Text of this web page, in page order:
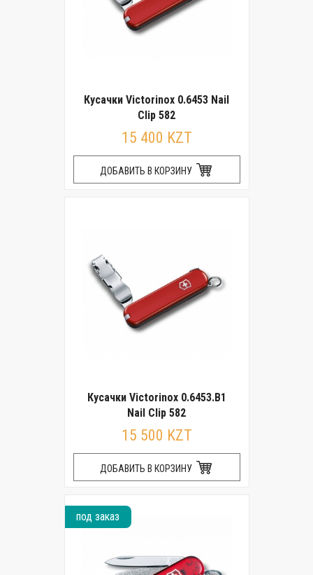
Кусачки Victorinox 0.6453 Nail
Clip 582
15 400 KZT
ДОБАВИТЬ В КОРЗИНУ
Кусачки Victorinox 0.6453.B1
Nail Clip 582
15 500 KZT
ДОБАВИТЬ В КОРЗИНУ
под заказ